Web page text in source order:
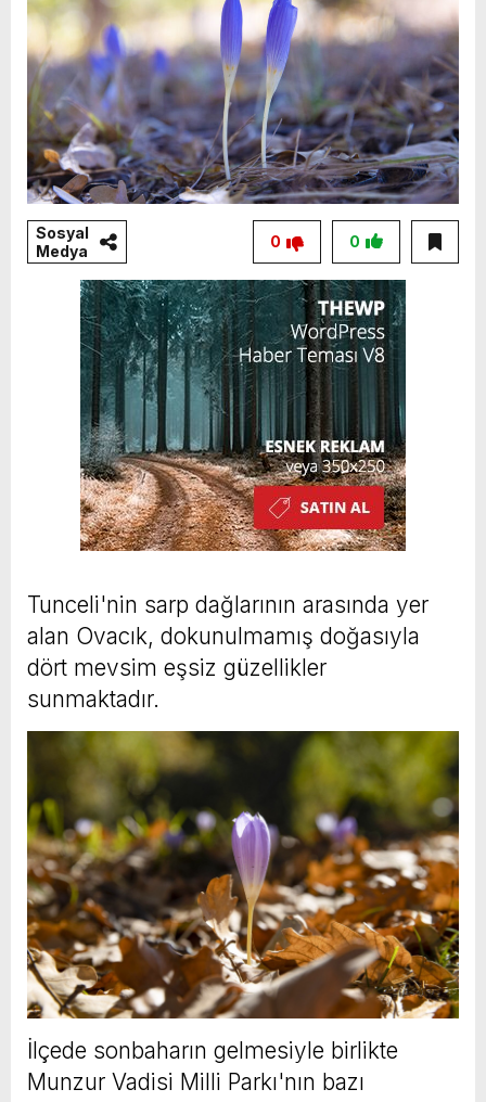
Sosyal
Medya
0
0
Tunceli'nin sarp dağlarının arasında yer
alan Ovacık, dokunulmamış doğasıyla
dört mevsim eşsiz güzellikler
sunmaktadır.
İlçede sonbaharın gelmesiyle birlikte
Munzur Vadisi Milli Parkı'nın bazı